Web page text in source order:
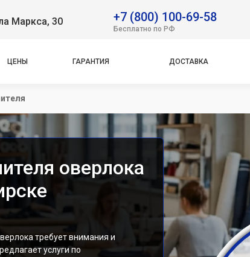
Маркса, 30 +7 (800) 100-69-58
Бесплатно по РФ
ЦЕНЫ ГАРАНТИЯ ДОСТАВКА
оверлока
требует внимания и
услуги по